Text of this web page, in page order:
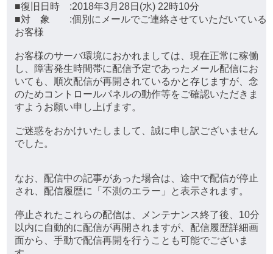
■復旧日時 :2018年3月28日(水) 22時10分
■対 象 :個別にメールでご連絡させていただいている
お客様
お客様のサーバ環境におかれましては、現在正常に稼働
し、障害発生時間帯に配信予定であったメール配信にお
いても、順次配信が再開されているかと存じますが、念
のためコントロールパネルの動作等をご確認いただきま
すようお願い申し上げます。
ご迷惑をおかけいたしまして、誠に申し訳ございません
でした。
なお、配信中の記事があった場合は、途中で配信が停止
され、配信履歴に「不測のエラー」と表示されます。
停止されたこれらの配信は、メンテナンス終了後、10分
以内に自動的に配信が再開されますが、配信履歴詳細画
面から、手動で配信再開を行うことも可能でございま